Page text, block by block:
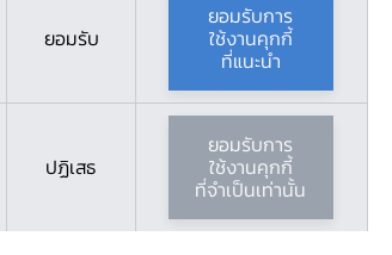
ยอมรับ
ยอมรับการ
ใช้งานคุกกี้
ที่แนะนำ
ปฏิเสธ
ยอมรับการ
ใช้งานคุกกี้
ที่จำเป็นเท่านั้น